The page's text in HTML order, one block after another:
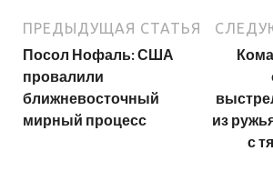
ПРЕДЫДУЩАЯ СТАТЬЯ
Посол Нофаль: США
провалили
ближневосточный
мирный процесс
из
с